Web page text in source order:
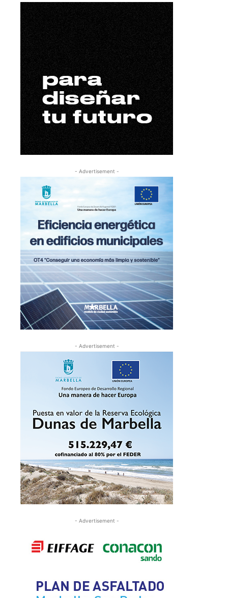
- Advertisement -
- Advertisement -
- Advertisement -